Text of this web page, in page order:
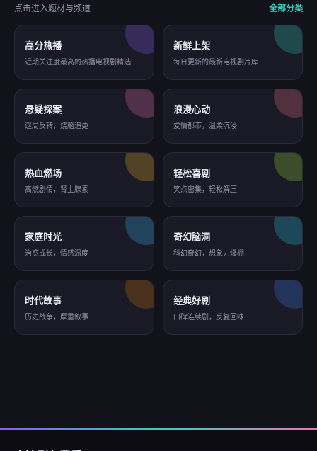
点击进入题材与频道 全部分类
高分热播
近期关注度最高的热播电视剧精选
新鲜上架
每日更新的最新电视剧片库
悬疑探案
谜局反转，烧脑追更
浪漫心动
爱情都市，温柔沉浸
热血燃场
高燃剧情，肾上腺素
轻松喜剧
笑点密集，轻松解压
家庭时光
治愈成长，情感温度
奇幻脑洞
科幻奇幻，想象力爆棚
时代故事
历史战争，厚重叙事
经典好剧
口碑连续剧，反复回味